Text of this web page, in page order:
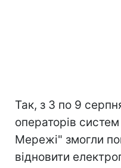
Так, з 3 по 9
операторів
Мережі" змогли
відновити